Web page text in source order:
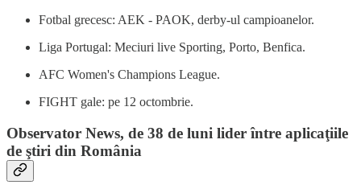
Fotbal grecesc: AEK - PAOK, derby-ul campioanelor.
Liga Portugal: Meciuri live Sporting, Porto, Benfica.
AFC Women's Champions League.
FIGHT gale: pe 12 octombrie.
Observator News, de 38 de luni lider între aplicaţiile
de ştiri din România